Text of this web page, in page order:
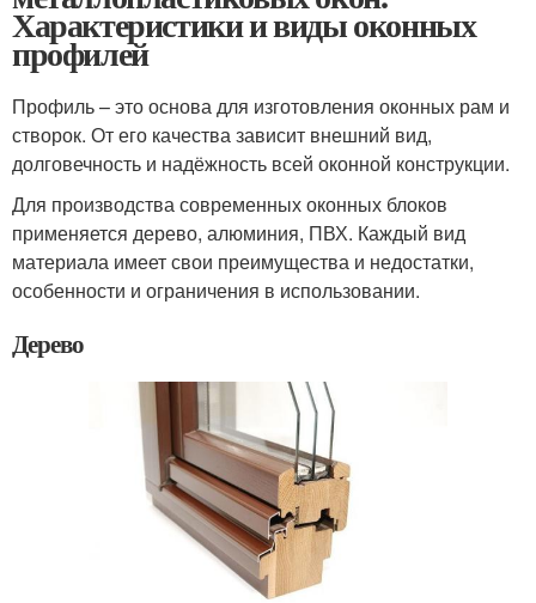
Характеристики и виды оконных
профилей
Профиль – это основа для изготовления оконных рам и
створок. От его качества зависит внешний вид,
долговечность и надёжность всей оконной конструкции.
Для производства современных оконных блоков
применяется дерево, алюминия, ПВХ. Каждый вид
материала имеет свои преимущества и недостатки,
особенности и ограничения в использовании.
Дерево